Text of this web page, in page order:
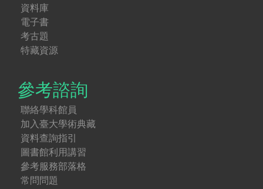
資料庫
電子書
考古題
特藏資源
參考諮詢
聯絡學科館員
加入臺大學術典藏
資料查詢指引
圖書館利用講習
參考服務部落格
常問問題